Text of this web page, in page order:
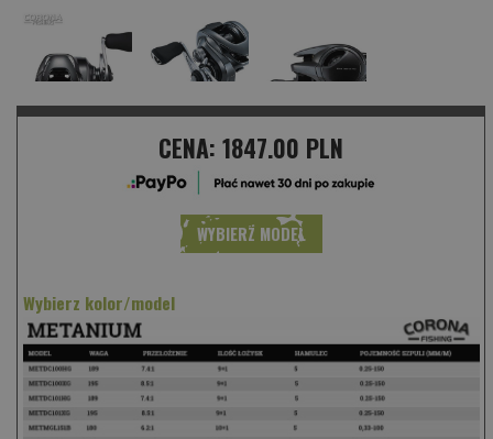
CENA:1847.00 PLN
WYBIERZ MODEL
Wybierz kolor/model